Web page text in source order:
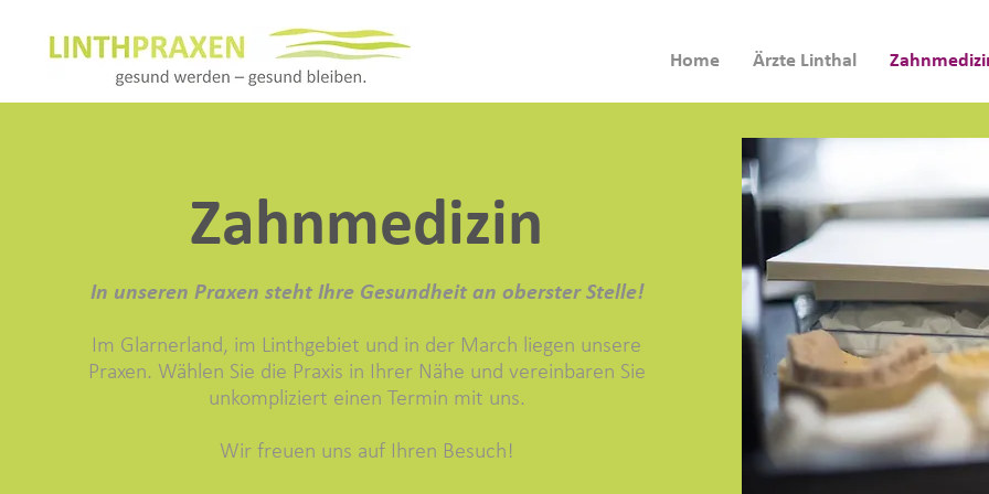
Home Ärzte Linthal
Zahnmedizin
In unseren Praxen steht Ihre Gesundheit an oberster Stelle!
Im Glarnerland, im Linthgebiet und in der March liegen unsere
Praxen.​ Wählen Sie die Praxis in Ihrer Nähe und vereinbaren Sie
unkompliziert einen Termin mit uns.
Wir freuen uns auf Ihren Besuch!